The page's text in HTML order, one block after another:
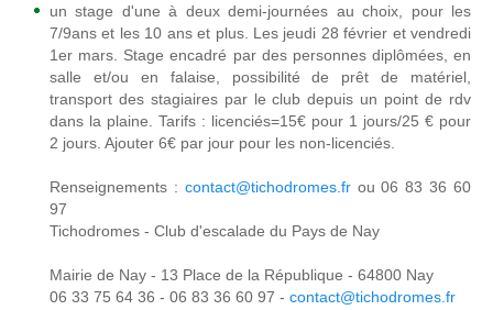
un stage d'une à deux demi-journées au choix, pour les
7/9ans et les 10 ans et plus. Les jeudi 28 février et vendredi
1er mars. Stage encadré par des personnes diplômées, en
salle et/ou en falaise, possibilité de prêt de matériel,
transport des stagiaires par le club depuis un point de rdv
dans la plaine. Tarifs : licenciés=15€ pour 1 jours/25 € pour
2 jours. Ajouter 6€ par jour pour les non-licenciés.
Renseignements : contact@tichodromes.frou 06 83 36 60
97
Tichodromes - Club d'escalade du Pays de Nay
Mairie de Nay - 13 Place de la République - 64800 Nay
06 33 75 64 36 - 06 83 36 60 97 - contact@tichodromes.fr